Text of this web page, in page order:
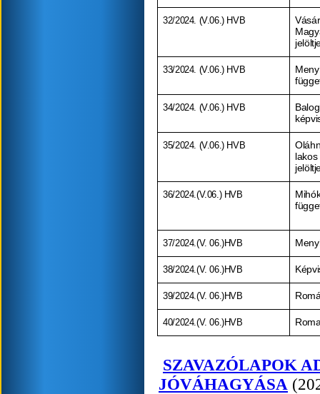
32/2024. (V.06.) HVB
33/2024. (V.06.) HVB
34/2024. (V.06.) HVB
35/2024. (V.06.) HVB
36/2024.(V.06.) HVB
37/2024.(V. 06.)HVB
38/2024.(V. 06.)HVB
39/2024.(V. 06.)HVB
40/2024.(V. 06.)HVB
SZAVAZÓLAPOK
JÓVÁHAGYÁSA